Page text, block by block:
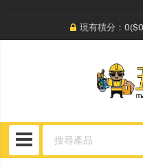
現有積分：